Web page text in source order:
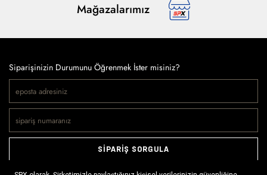
Mağazalarımız
Siparişinizin Durumunu Öğrenmek İster misiniz?
SİPARİŞ SORGULA